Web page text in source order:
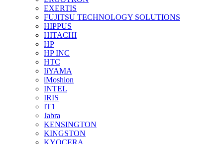
EXERTIS
FUJITSU TECHNOLOGY SOLUTIONS
HIPPUS
HITACHI
HP
HP INC
HTC
IiYAMA
iMoshion
INTEL
IRIS
IT1
Jabra
KENSINGTON
KINGSTON
KYOCERA